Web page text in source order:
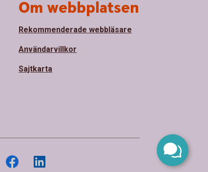
Om webbplatsen
Rekommenderade webbläsare
Användarvillkor
Sajtkarta